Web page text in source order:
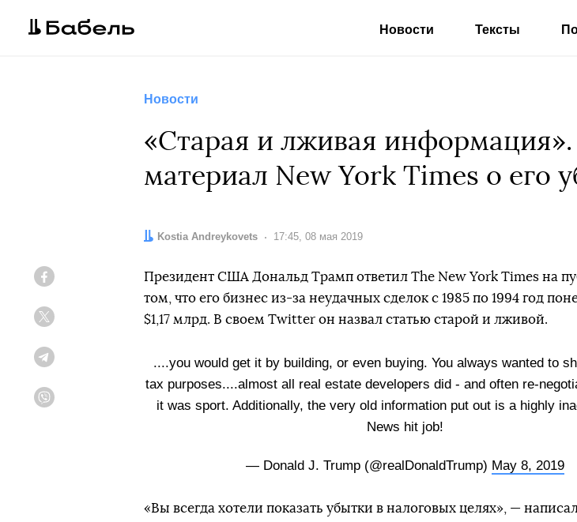
Новости Тексты
Новости
«Старая и лживая
материал New York Times о его
Автор:
Kostia Andreykovets Дата:
17:45, 08 мая 2019
Президент США Дональд Трамп ответил The New York Times на
том, что его бизнес из-за неудачных сделок с 1985 по 1994 год
$1,17 млрд. В своем Twitter он назвал статью старой и лживой.
....you would get it by building, or even buying. You always wanted to
tax purposes....almost all real estate developers did - and often re-
it was sport. Additionally, the very old information put out is a highly
News hit job!
— Donald J. Trump (@realDonaldTrump) May 8, 2019
«Вы всегда хотели показать убытки в налоговых целях», —